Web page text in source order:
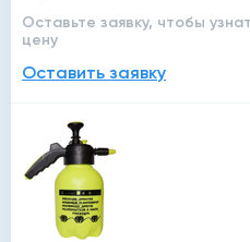
Оставьте заявку, чтобы
цену
Оставить заявку